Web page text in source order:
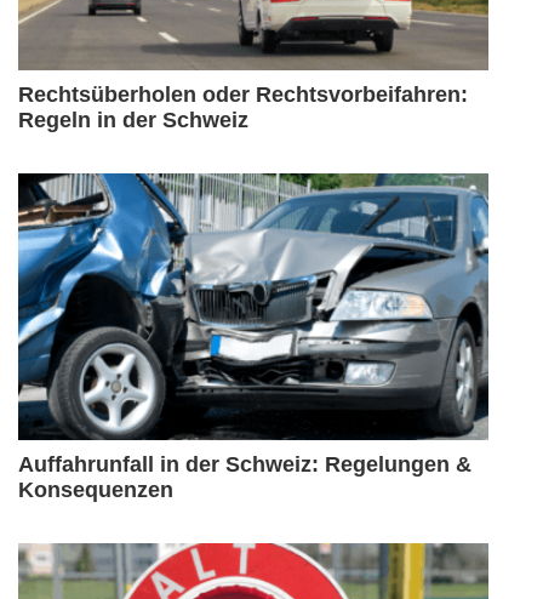
Rechtsüberholen oder Rechtsvorbeifahren:
Regeln in der Schweiz
Auffahrunfall in der Schweiz: Regelungen &
Konsequenzen